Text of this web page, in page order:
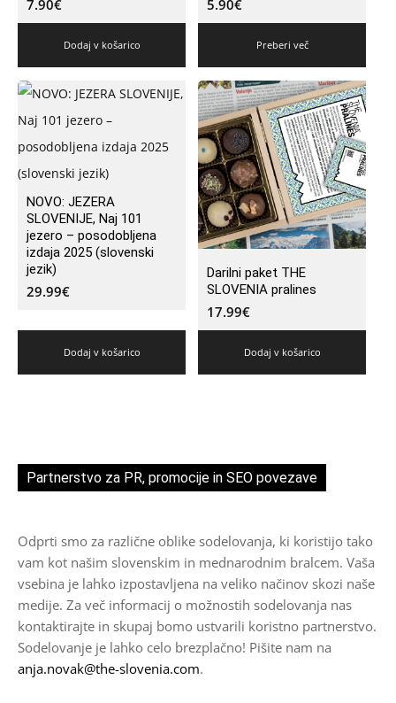
7.90€
Dodaj v košarico
5.90€
Preberi več
NOVO: JEZERA
SLOVENIJE, Naj 101
jezero – posodobljena
izdaja 2025 (slovenski
jezik)
29.99€
Dodaj v košarico
Darilni paket THE
SLOVENIA pralines
17.99€
Dodaj v košarico
Partnerstvo za PR, promocije in SEO povezave
Odprti smo za različne oblike sodelovanja, ki koristijo tako
vam kot našim slovenskim in mednarodnim bralcem. Vaša
vsebina je lahko izpostavljena na veliko načinov skozi naše
medije. Za več informacij o možnostih sodelovanja nas
kontaktirajte in skupaj bomo ustvarili koristno partnerstvo.
Sodelovanje je lahko celo brezplačno! Pišite nam na
anja.novak@the-slovenia.com.